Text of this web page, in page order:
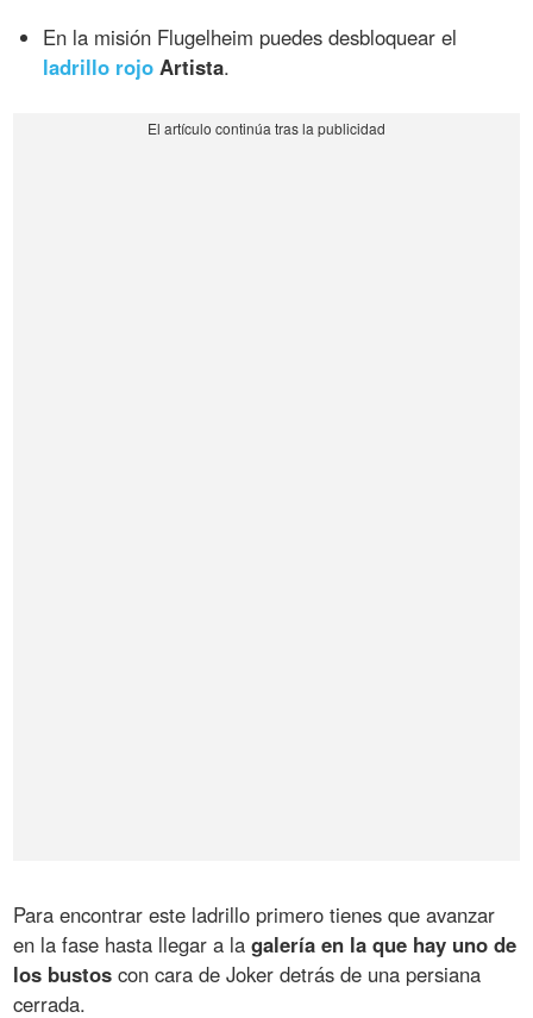
En la misión Flugelheim puedes desbloquear el
ladrillo rojo Artista.
Para encontrar este ladrillo primero tienes que avanzar
en la fase hasta llegar a lagalería en la que hay uno de
los bustos con cara de Joker detrás de una persiana
cerrada.